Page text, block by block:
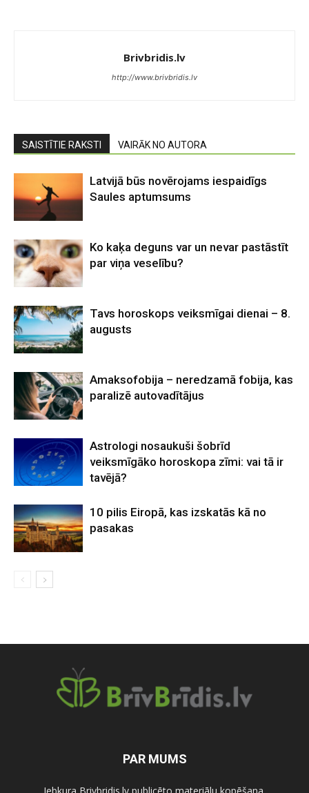
Brivbridis.lv
http://www.brivbridis.lv
SAISTĪTIE RAKSTI VAIRĀK NO AUTORA
Latvijā būs novērojams iespaidīgs
Saules aptumsums
Ko kaķa deguns var un nevar pastāstīt
par viņa veselību?
Tavs horoskops veiksmīgai dienai – 8.
augusts
Amaksofobija – neredzamā fobija, kas
paralizē autovadītājus
Astrologi nosaukuši šobrīd
veiksmīgāko horoskopa zīmi: vai tā ir
tavējā?
10 pilis Eiropā, kas izskatās kā no
pasakas
PAR MUMS
Jebkura Brivbridis.lv publicēto materiālu kopēšana,